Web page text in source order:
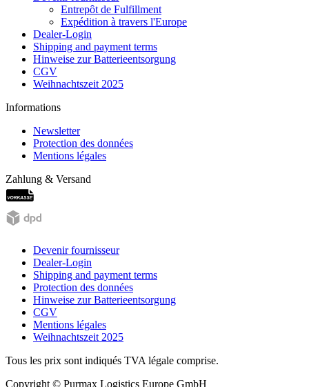
Entrepôt de Fulfillment
Expédition à travers l'Europe
Dealer-Login
Shipping and payment terms
Hinweise zur Batterieentsorgung
CGV
Weihnachtszeit 2025
Informations
Newsletter
Protection des données
Mentions légales
Zahlung & Versand
Devenir fournisseur
Dealer-Login
Shipping and payment terms
Protection des données
Hinweise zur Batterieentsorgung
CGV
Mentions légales
Weihnachtszeit 2025
Tous les prix sont indiqués TVA légale comprise.
Copyright © Purmax Logistics Europe GmbH